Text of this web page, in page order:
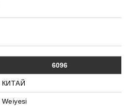
6096
КИТАЙ
Weiyesi